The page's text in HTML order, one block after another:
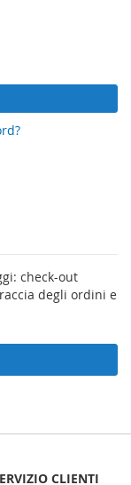
check-out
degli ordini e
CLIENTI